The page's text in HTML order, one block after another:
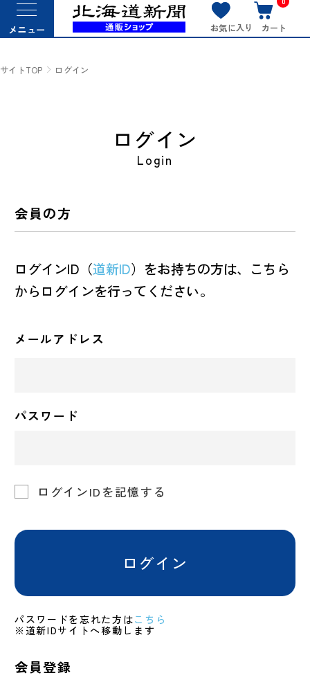
メニュー お気に入り カート
サイトTOP ログイン
ログイン
Login
会員の方
ログインID（道新ID）をお持ちの方は、こちら
からログインを行ってください。
メールアドレス
パスワード
ログインIDを記憶する
ログイン
パスワードを忘れた方はこちら
※道新IDサイトへ移動します
会員登録